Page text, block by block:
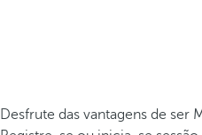
Desfrute das vantagens de ser